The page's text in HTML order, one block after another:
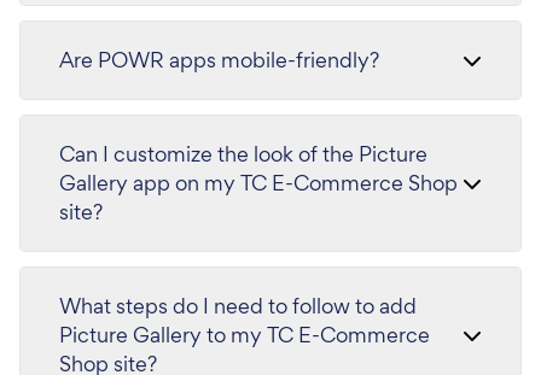
Are POWR apps mobile-friendly?
Can I customize the look of the Picture
Gallery app on my TC E-Commerce Shop
site?
What steps do I need to follow to add
Picture Gallery to my TC E-Commerce
Shop site?